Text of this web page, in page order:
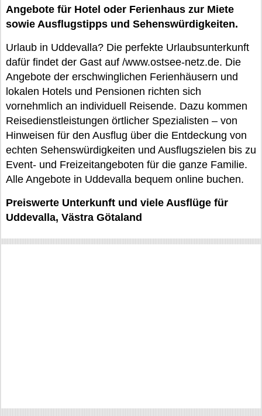
Angebote für Hotel oder Ferienhaus zur Miete
sowie Ausflugstipps und Sehenswürdigkeiten.
Urlaub in Uddevalla? Die perfekte Urlaubsunterkunft
dafür findet der Gast auf /www.ostsee-netz.de. Die
Angebote der erschwinglichen Ferienhäusern und
lokalen Hotels und Pensionen richten sich
vornehmlich an individuell Reisende. Dazu kommen
Reisedienstleistungen örtlicher Spezialisten – von
Hinweisen für den Ausflug über die Entdeckung von
echten Sehenswürdigkeiten und Ausflugszielen bis zu
Event- und Freizeitangeboten für die ganze Familie.
Alle Angebote in Uddevalla bequem online buchen.
Preiswerte Unterkunft und viele Ausflüge für
Uddevalla, Västra Götaland